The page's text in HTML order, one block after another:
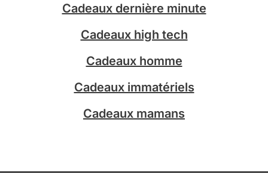
r
a
m
Cadeaux dernière minute
Cadeaux high tech
Cadeaux homme
Cadeaux immatériels
Cadeaux mamans